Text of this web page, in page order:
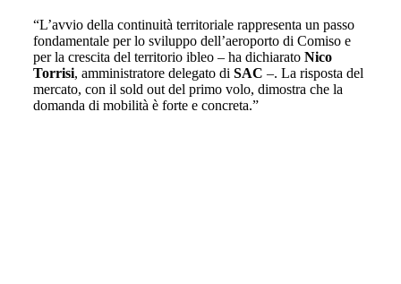
“L’avvio della continuità territoriale rappresenta un passo
fondamentale per lo sviluppo dell’aeroporto di Comiso e
per la crescita del territorio ibleo – ha dichiaratoNico
Torrisi, amministratore delegato diSAC –. La risposta del
mercato, con il sold out del primo volo, dimostra che la
domanda di mobilità è forte e concreta.”